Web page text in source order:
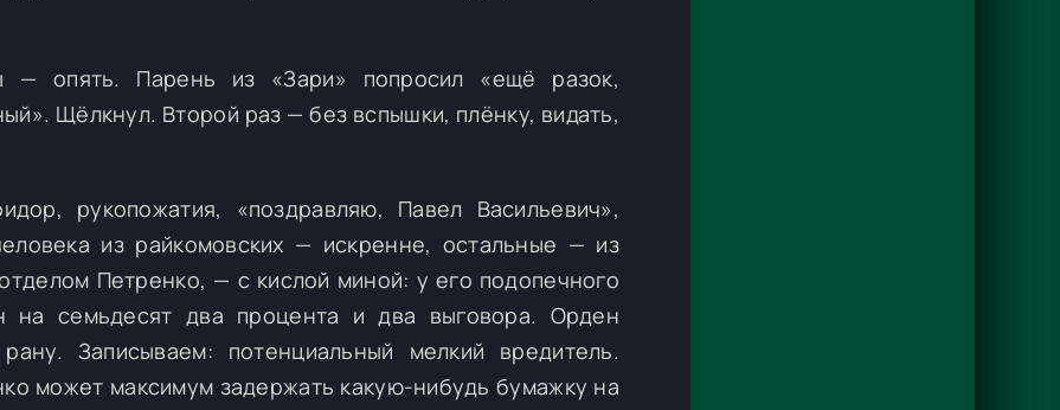
— опять. Парень из «Зари» попросил «ещё разок,
Щёлкнул. Второй раз — без вспышки, плёнку, видать,
рукопожатия, «поздравляю, Павел Васильевич»,
из райкомовских — искренне, остальные — из
Петренко, — с кислой миной: у его подопечного
на семьдесят два процента и два выговора. Орден
Записываем: потенциальный мелкий вредитель.
может максимум задержать какую-нибудь бумажку на